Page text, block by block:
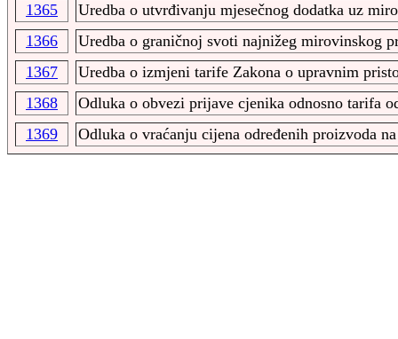
1365
Uredba o utvrđivanju mjesečnog dodatka uz
1366
Uredba o graničnoj svoti najnižeg mirovinskog
1367
Uredba o izmjeni tarife Zakona o upravnim
1368
Odluka o obvezi prijave cjenika odnosno tarifa
1369
Odluka o vraćanju cijena određenih proizvoda